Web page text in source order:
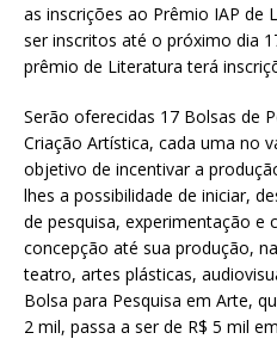
as inscrições ao Prêmio IAP de
ser inscritos até o próximo dia
prêmio de Literatura terá
Serão oferecidas 17 Bolsas de
Criação Artística, cada uma no
objetivo de incentivar a
lhes a possibilidade de iniciar,
de pesquisa, experimentação e
concepção até sua produção,
teatro, artes plásticas,
Bolsa para Pesquisa em Arte,
2 mil, passa a ser de R$ 5 mil